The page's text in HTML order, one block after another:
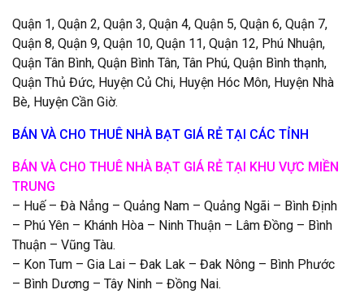
Quận 1, Quận 2, Quận 3, Quận 4, Quận 5, Quận 6, Quận 7,
Quận 8, Quận 9, Quận 10, Quận 11, Quận 12, Phú Nhuận,
Quận Tân Bình, Quận Bình Tân, Tân Phú, Quận Bình thạnh,
Quận Thủ Đức, Huyện Củ Chi, Huyện Hóc Môn, Huyện Nhà
Bè, Huyện Cần Giờ.
BÁN VÀ CHO THUÊ NHÀ BẠT GIÁ RẺ TẠI CÁC TỈNH
BÁN VÀ CHO THUÊ NHÀ BẠT GIÁ RẺ TẠI KHU VỰC MIỀN
TRUNG
– Huế – Đà Nẳng – Quảng Nam – Quảng Ngãi – Bình Định
– Phú Yên – Khánh Hòa – Ninh Thuận – Lâm Đồng – Bình
Thuận – Vũng Tàu.
– Kon Tum – Gia Lai – Đak Lak – Đak Nông – Bình Phước
– Bình Dương – Tây Ninh – Đồng Nai.